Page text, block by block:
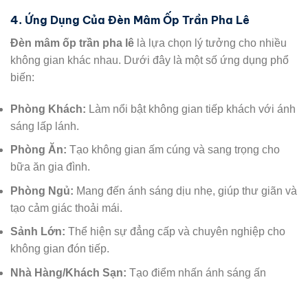
4. Ứng Dụng Của Đèn Mâm Ốp Trần Pha Lê
Đèn mâm ốp trần pha lê là lựa chọn lý tưởng cho nhiều
không gian khác nhau. Dưới đây là một số ứng dụng phổ
biến:
Phòng Khách: Làm nổi bật không gian tiếp khách với ánh
sáng lấp lánh.
Phòng Ăn: Tạo không gian ấm cúng và sang trọng cho
bữa ăn gia đình.
Phòng Ngủ: Mang đến ánh sáng dịu nhẹ, giúp thư giãn và
tạo cảm giác thoải mái.
Sảnh Lớn: Thể hiện sự đẳng cấp và chuyên nghiệp cho
không gian đón tiếp.
Nhà Hàng/Khách Sạn: Tạo điểm nhấn ánh sáng ấn